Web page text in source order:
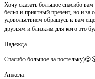
Хочу сказать большое спасибо
белья и приятный презент, но и
удовольствием обращусь к вам
друзьям и близким для кого это
Надежда
Спасибо большое за
Анжела